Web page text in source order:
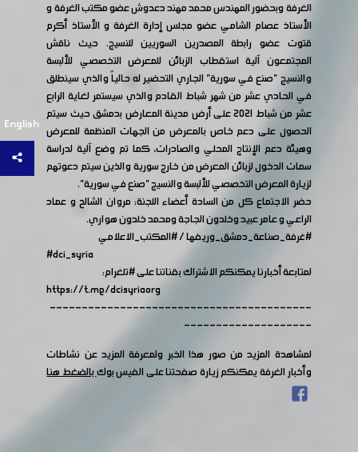
English
الغرفة وبحضور المهندس محمد مهند دعدوش عضو مكتب الغرفة و
الأستاذ عصام الشامي عضو مجلس إدارة الغرفة و الأستاذ أكرم
قتوت عضو رابطة المصدرين السوريين للنسيج. حيث ناقش
المجتمعون آلية استقطاب الزبائن للمعرض التخصصي للألبسة
والنسيج "صنع في سورية" الجاري التحضير له حالياً والذي سينطلق
في الحادي عشر من شهر شباط القادم والذي سيستمر لغاية الرابع
عشر من شباط 2021 على أرض مدينة المعارض بدمشق حيث سيتم
الحصول على دعم خاص بالمعرض من الجهات المنظمة للمعرض
وهيئة دعم الإنتاج المحلي والصادرات، كما تم وضع آلية لدراسة
سمات الدخول لزبائن المعرض من خارج سورية والذين سيتم دعوتهم
لزيارة المعرض التخصصي للألبسة والنسيج "صنع في سورية".
حضر الاجتماع كل من السادة أعضاء اللجنة: مروان الشالح و عماد
الراعي و عامر عبيد وخلدون الجاجة ومحمد خلدون هواري.
#غرفة_صناعة_دمشق_وريفها/#المكتب_الاعلامي
#dci_syria
لمتابعة أخبارنا يمكنكم الاشتراك بقناتنا على#تلغرام:
https://t.me/dcisyriaorg
-----------------------------------------
--------------------
لمشاهدة المزيد من صور هذا الخبر ولمعرفة المزيد عن نشاطات
وأخبار الغرفة يمكنكم زيارة صفحتنا على الفيس بوكبالضغط هنا